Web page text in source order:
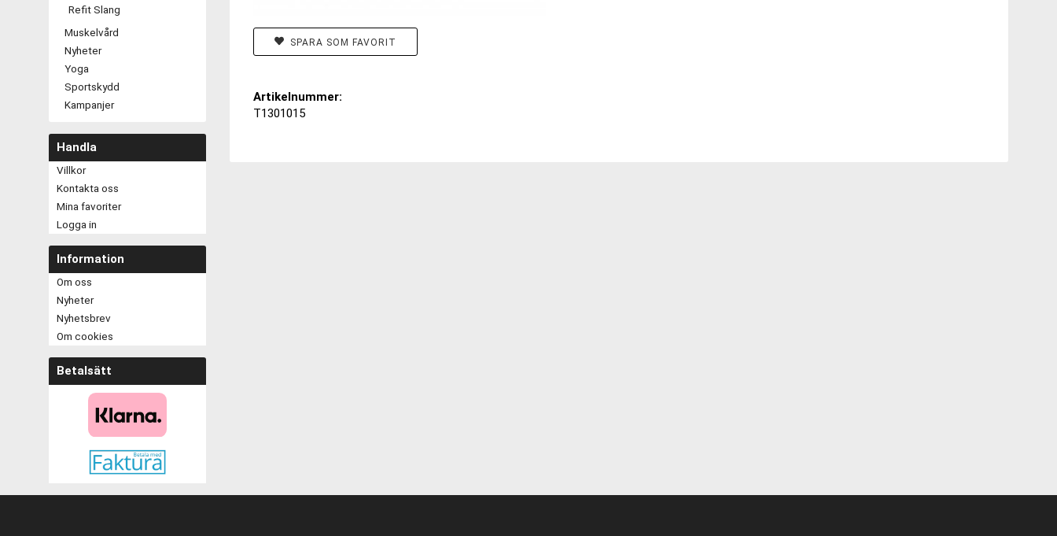
Refit Slang
Muskelvård
Nyheter
Yoga
Sportskydd
Kampanjer
Handla
Villkor
Kontakta oss
Mina favoriter
Logga in
Information
Om oss
Nyheter
Nyhetsbrev
Om cookies
Betalsätt
SPARA SOM FAVORIT
Artikelnummer:
T1301015